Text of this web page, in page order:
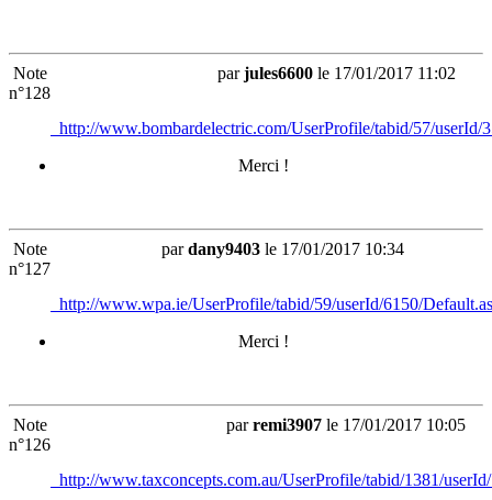
Note
n°128
parjules6600 le 17/01/2017 11:02
http://www.bombardelectric.com/UserProfile/tabid/57/userId/
Merci !
Note
n°127
pardany9403 le 17/01/2017 10:34
http://www.wpa.ie/UserProfile/tabid/59/userId/6150/
Merci !
Note
n°126
parremi3907le 17/01/2017 10:05
http://www.taxconcepts.com.au/UserProfile/tabid/1381/